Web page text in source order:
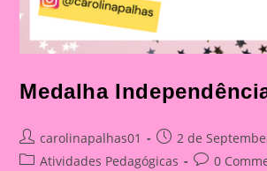
Medalha
Post
author:
carolinapalhas01
Post
published:
2 de
PostAtividades Pedagógicas
Post0